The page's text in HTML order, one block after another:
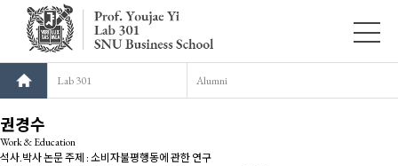
Lab 301 Alumni
권경수
Work & Education
석사.박사 논문 주제 : 소비자불평행동에 관한 연구